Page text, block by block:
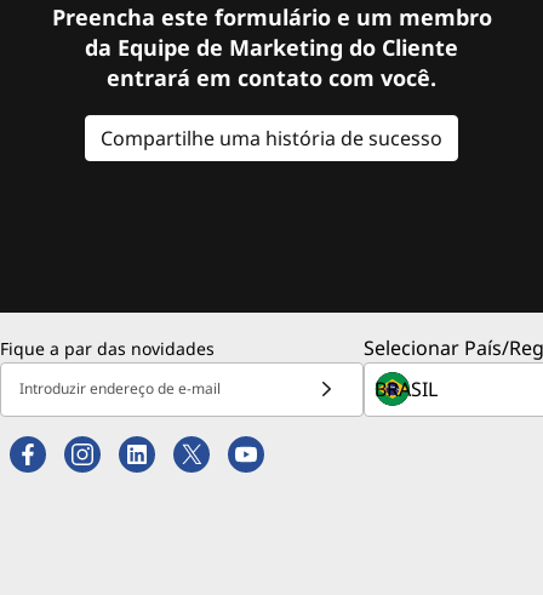
Preencha este formulário e um membro
da Equipe de Marketing do Cliente
entrará em contato com você.
Compartilhe uma história de sucesso
Fique a par das novidades
Introduzir endereço de e-mail
Selecionar País/